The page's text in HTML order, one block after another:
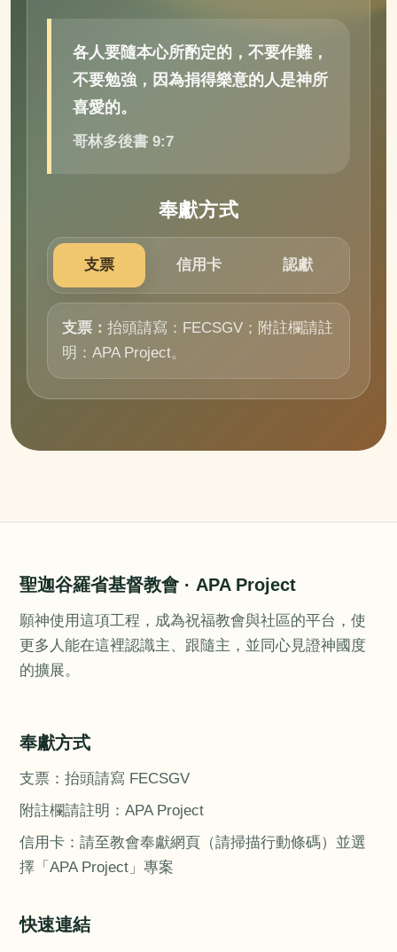
各人要隨本心所酌定的，不要作難，
不要勉強，因為捐得樂意的人是神所
喜愛的。
哥林多後書 9:7
奉獻方式
支票 信用卡 認獻
支票： 抬頭請寫：FECSGV；附註欄請註
明：APA Project。
聖迦谷羅省基督教會 · APA Project
願神使用這項工程，成為祝福教會與社區的平台，使
更多人能在這裡認識主、跟隨主，並同心見證神國度
的擴展。
奉獻方式
支票：抬頭請寫 FECSGV
附註欄請註明：APA Project
信用卡：請至教會奉獻網頁（請掃描行動條碼）並選
擇「APA Project」專案
快速連結